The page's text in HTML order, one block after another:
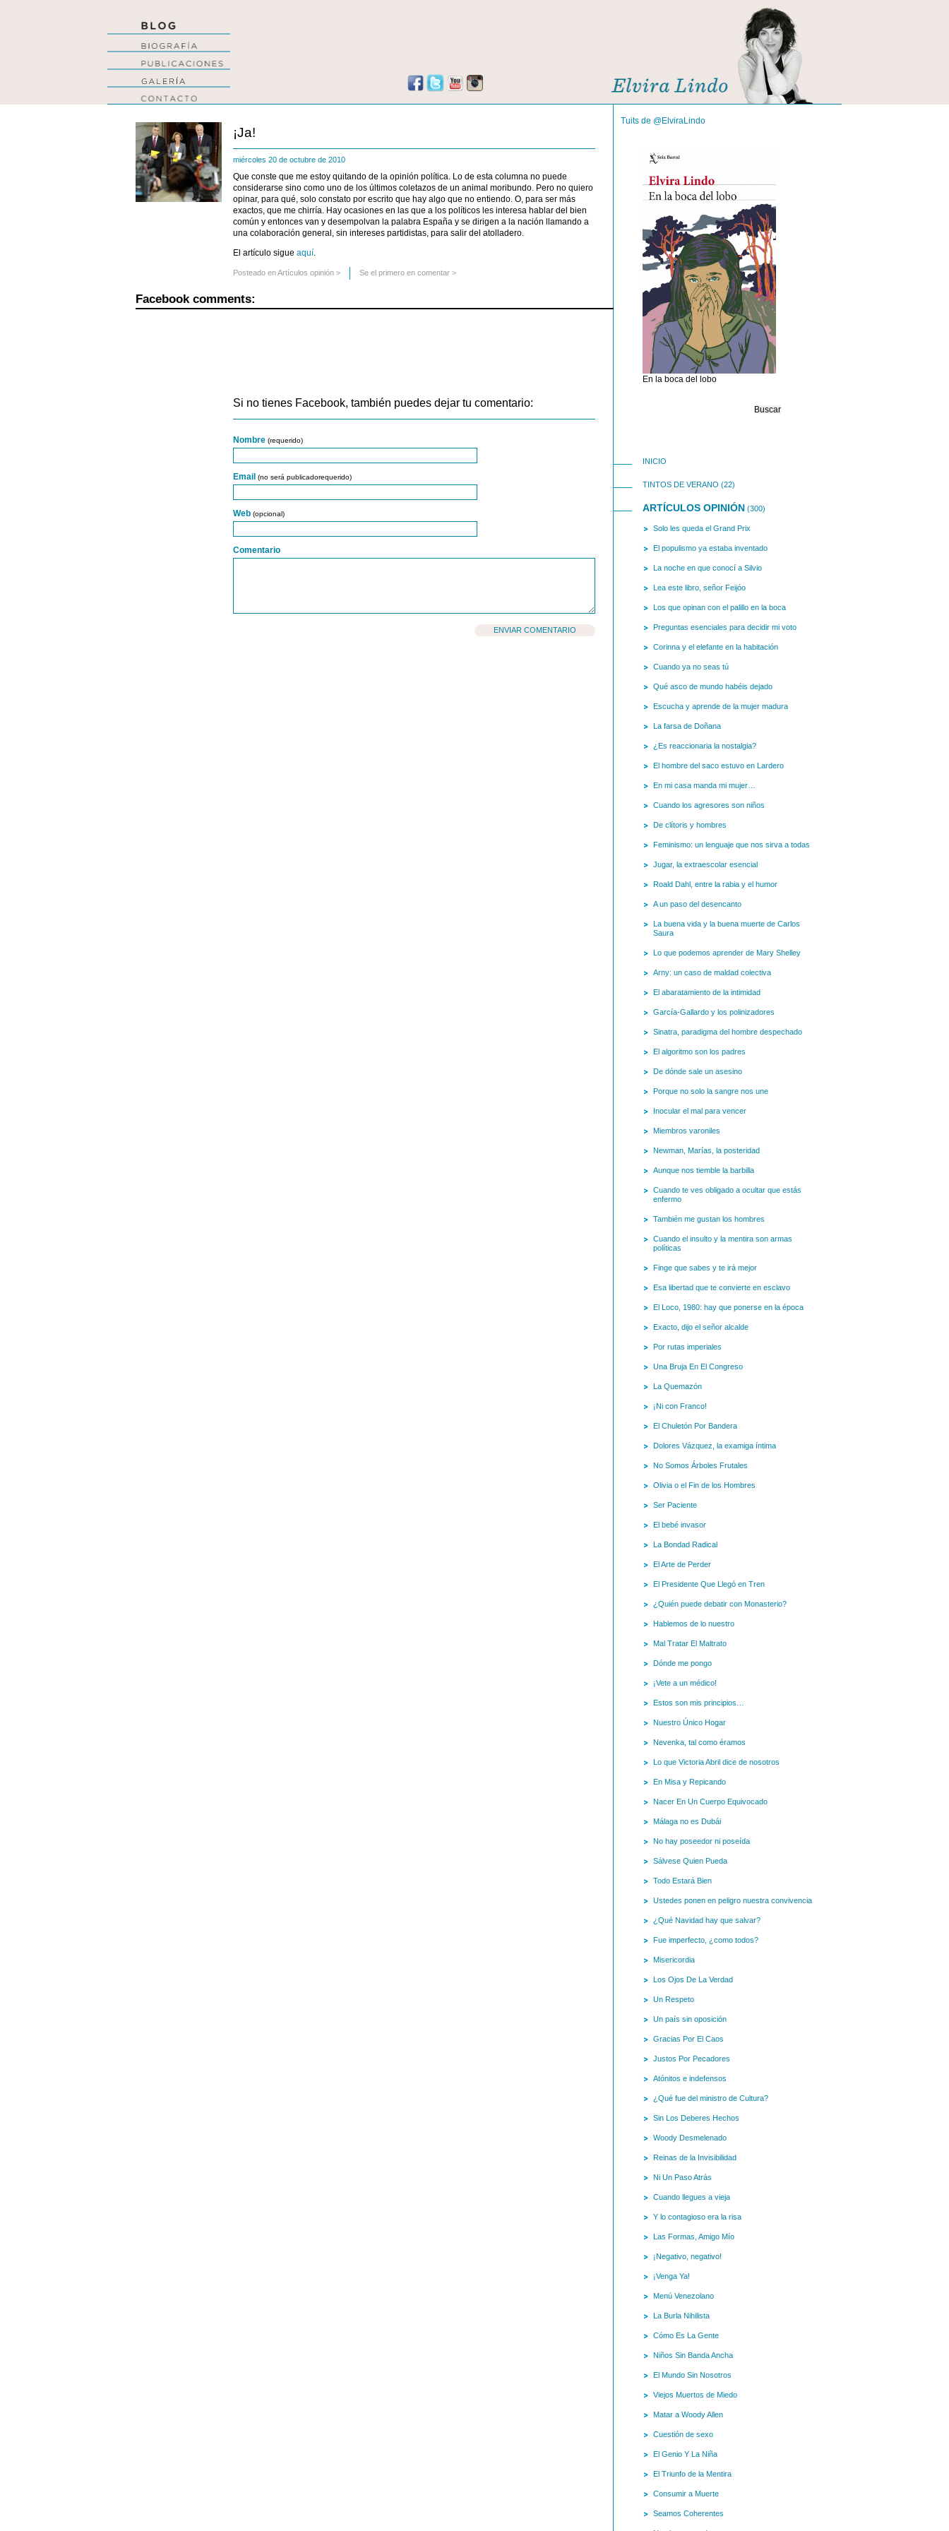
¡Ja!
miércoles 20 de octubre de 2010
Que conste que me estoy quitando de la opinión política. Lo de esta columna no puede
considerarse sino como uno de los últimos coletazos de un animal moribundo. Pero no quiero
opinar, para qué, solo constato por escrito que hay algo que no entiendo. O, para ser más
exactos, que me chirría. Hay ocasiones en las que a los políticos les interesa hablar del bien
común y entonces van y desempolvan la palabra España y se dirigen a la nación llamando a
una colaboración general, sin intereses partidistas, para salir del atolladero.
El artículo sigue aquí.
Posteado enArtículos opinión > Se el primero en comentar >
Facebook comments:
Si no tienes Facebook, también puedes dejar tu comentario:
Nombre (requerido)
Email (no será publicadorequerido)
Web (opcional)
Comentario
Tuits de @ElviraLindo
En la boca del lobo
INICIO
TINTOS DE VERANO (22)
ARTÍCULOS OPINIÓN (300)
Solo les queda el Grand Prix
El populismo ya estaba inventado
La noche en que conocí a Silvio
Lea este libro, señor Feijóo
Los que opinan con el palillo en la boca
Preguntas esenciales para decidir mi voto
Corinna y el elefante en la habitación
Cuando ya no seas tú
Qué asco de mundo habéis dejado
Escucha y aprende de la mujer madura
La farsa de Doñana
¿Es reaccionaria la nostalgia?
El hombre del saco estuvo en Lardero
En mi casa manda mi mujer…
Cuando los agresores son niños
De clítoris y hombres
Feminismo: un lenguaje que nos sirva a todas
Jugar, la extraescolar esencial
Roald Dahl, entre la rabia y el humor
A un paso del desencanto
La buena vida y la buena muerte de Carlos
Saura
Lo que podemos aprender de Mary Shelley
Arny: un caso de maldad colectiva
El abaratamiento de la intimidad
García-Gallardo y los polinizadores
Sinatra, paradigma del hombre despechado
El algoritmo son los padres
De dónde sale un asesino
Porque no solo la sangre nos une
Inocular el mal para vencer
Miembros varoniles
Newman, Marías, la posteridad
Aunque nos tiemble la barbilla
Cuando te ves obligado a ocultar que estás
enfermo
También me gustan los hombres
Cuando el insulto y la mentira son armas
políticas
Finge que sabes y te irá mejor
Esa libertad que te convierte en esclavo
El Loco, 1980: hay que ponerse en la época
Exacto, dijo el señor alcalde
Por rutas imperiales
Una Bruja En El Congreso
La Quemazón
¡Ni con Franco!
El Chuletón Por Bandera
Dolores Vázquez, la examiga íntima
No Somos Árboles Frutales
Olivia o el Fin de los Hombres
Ser Paciente
El bebé invasor
La Bondad Radical
El Arte de Perder
El Presidente Que Llegó en Tren
¿Quién puede debatir con Monasterio?
Hablemos de lo nuestro
Mal Tratar El Maltrato
Dónde me pongo
¡Vete a un médico!
Estos son mis principios…
Nuestro Único Hogar
Nevenka, tal como éramos
Lo que Victoria Abril dice de nosotros
En Misa y Repicando
Nacer En Un Cuerpo Equivocado
Málaga no es Dubái
No hay poseedor ni poseída
Sálvese Quien Pueda
Todo Estará Bien
Ustedes ponen en peligro nuestra convivencia
¿Qué Navidad hay que salvar?
Fue imperfecto, ¿como todos?
Misericordia
Los Ojos De La Verdad
Un Respeto
Un país sin oposición
Gracias Por El Caos
Justos Por Pecadores
Atónitos e indefensos
¿Qué fue del ministro de Cultura?
Sin Los Deberes Hechos
Woody Desmelenado
Reinas de la Invisibilidad
Ni Un Paso Atrás
Cuando llegues a vieja
Y lo contagioso era la risa
Las Formas, Amigo Mío
¡Negativo, negativo!
¡Venga Ya!
Menú Venezolano
La Burla Nihilista
Cómo Es La Gente
Niños Sin Banda Ancha
El Mundo Sin Nosotros
Viejos Muertos de Miedo
Matar a Woody Allen
Cuestión de sexo
El Genio Y La Niña
El Triunfo de la Mentira
Consumir a Muerte
Seamos Coherentes